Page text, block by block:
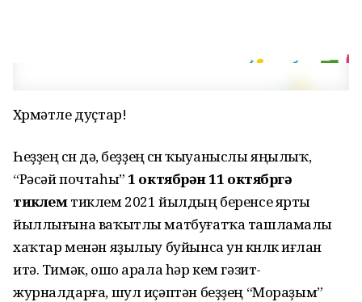
Хөрмәтле дуҫтар!
Һеҙҙең өсөн дә, беҙҙең өсөн ҡыуаныслы яңылыҡ,
“Рәсәй почтаһы” 1 октябрҙән 11 октябргә
тиклемтиклем 2021 йылдың беренсе ярты
йыллығына ваҡытлы матбуғатҡа ташламалы
хаҡтар менән яҙылыу буйынса ун көнлөк иғлан
итә. Тимәк, ошо арала һәр кем гәзит-
журналдарға, шул иҫәптән беҙҙең “Мораҙым”